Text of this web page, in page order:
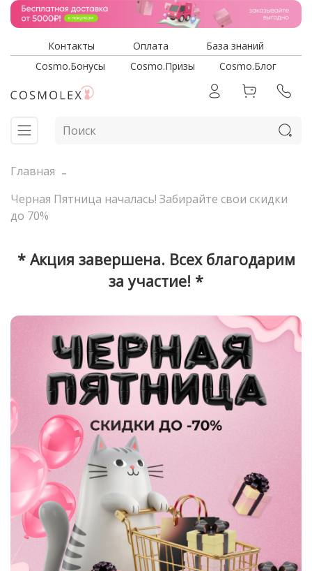
Контакты Оплата
База знаний
Cosmo.Бонусы
Cosmo.Призы Cosmo.Блог
Главная
Черная Пятница началась! Забирайте свои скидки
до 70%
* Акция завершена. Всех благодарим
за участие! *